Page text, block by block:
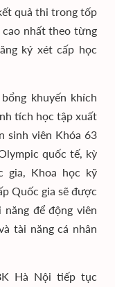
quả thi trong tốp
nhất theo từng
ký xét cấp học
khuyến khích
tích học tập xuất
sinh viên Khóa 63
quốc tế, kỳ
gia, Khoa học kỹ
Quốc gia sẽ được
để động viên
tài năng cá nhân
Hà Nội tiếp tục